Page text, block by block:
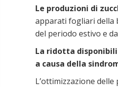
Le produzioni di
apparati fogliari della
del periodo estivo e
La ridotta
a causa della
L’ottimizzazione